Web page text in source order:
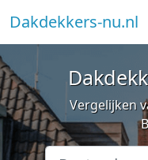
Dakdekkers-nu.nl
Vergelijken